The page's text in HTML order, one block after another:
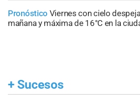
Pronóstico Viernes con cielo
mañana y máxima de 16°C en la
+ Sucesos